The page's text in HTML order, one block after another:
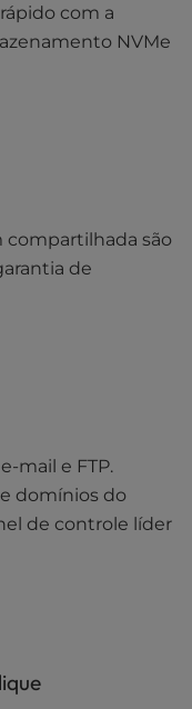
com a
NVMe
compartilhada são
de
mail e FTP.
domínios do
de controle líder